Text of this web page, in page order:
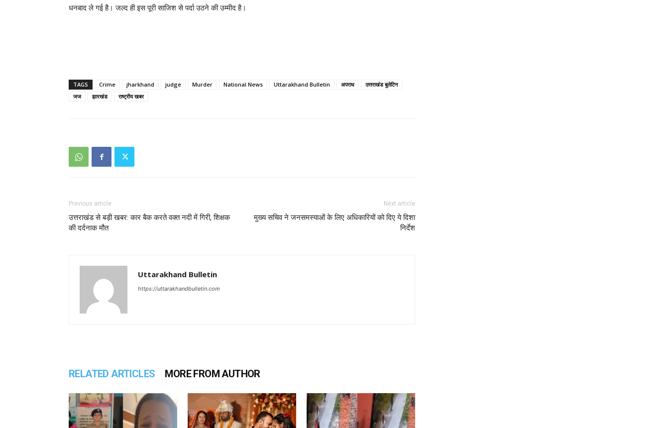
धनबाद ले गई है। जल्द ही इस पूरी साजिश से पर्दा उठने की उम्मीद है।
TAGS Crime jharkhand judge Murder National News Uttarakhand Bulletin अपराध
उत्तराखंड बुलेटिन
जज
झारखंड राष्ट्रीय खबर
Previous article
उत्तराखंड से बड़ी खबर: कार बैक करते वक्त नदी में गिरी, शिक्षक
की दर्दनाक मौत
Next article
मुख्य सचिव ने जनसमस्याओं के लिए अधिकारियों को दिए ये दिशा
निर्देश
Uttarakhand Bulletin
https://uttarakhandbulletin.com
RELATED ARTICLES MORE FROM AUTHOR